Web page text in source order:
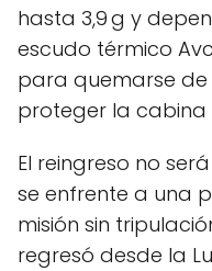
hasta 3,9 g y
escudo térmico
para quemarse
proteger la cabina
El reingreso no
se enfrente a una
misión sin
regresó desde la